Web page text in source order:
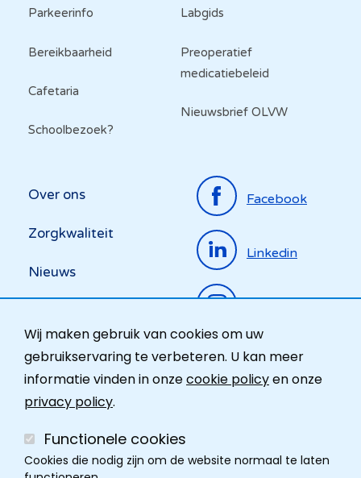
Wij maken gebruik van cookies om uw
gebruikservaring te verbeteren. U kan meer
informatie vinden in onzecookie policyen onze
privacy policy.
Functionele cookies
Cookies die nodig zijn om de website normaal te laten
Parkeerinfo
Bereikbaarheid
Cafetaria
Schoolbezoek?
Labgids
Preoperatief
medicatiebeleid
Nieuwsbrief OLVW
Top
menu
Over ons
Zorgkwaliteit
Nieuws
Ombudsdienst
Contact
Facebook
Linkedin
Instagram